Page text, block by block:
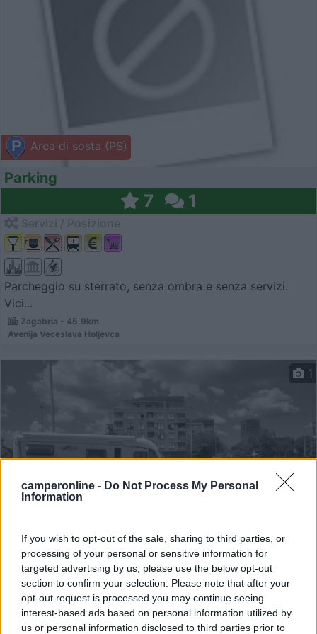
camperonline - Do Not Process My Personal
Information
If you wish to opt-out of the sale, sharing to third parties, or
processing of your personal or sensitive information for
targeted advertising by us, please use the below opt-out
section to confirm your selection. Please note that after your
opt-out request is processed you may continue seeing
interest-based ads based on personal information utilized by
us or personal information disclosed to third parties prior to
Area di sosta (PS)
Parking
7 1
Parcheggio su sterrato, senza ombra e senza servizi.
Vici...
Zagabria - 45.9km
Avenija Veceslava Holjevca
Area di sosta (PS)
1
Parking NSK
9 1
Servizi / Posizione